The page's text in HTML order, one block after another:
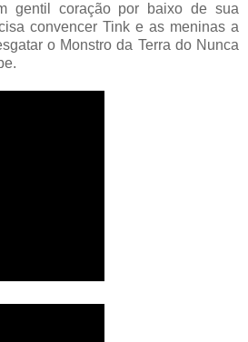
gentil coração por baixo de sua
convencer Tink e as meninas a
o Monstro da Terra do Nunca